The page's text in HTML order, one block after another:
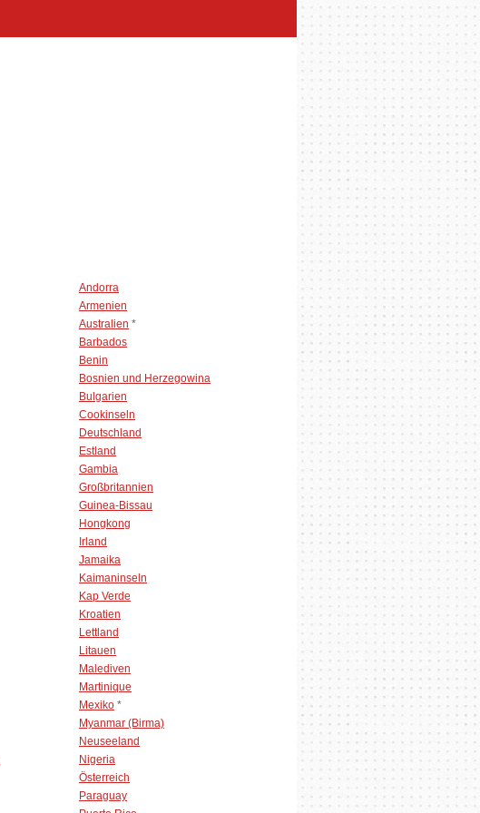
Andorra
Armenien
Australien *
Barbados
Benin
Bosnien und Herzegowina
Bulgarien
Cookinseln
Deutschland
Estland
Gambia
Großbritannien
Guinea-Bissau
Hongkong
Irland
Jamaika
Kaimaninseln
Kap Verde
Kroatien
Lettland
Litauen
Malediven
Martinique
Mexiko *
Myanmar (Birma)
Neuseeland
Nigeria
Österreich
Paraguay